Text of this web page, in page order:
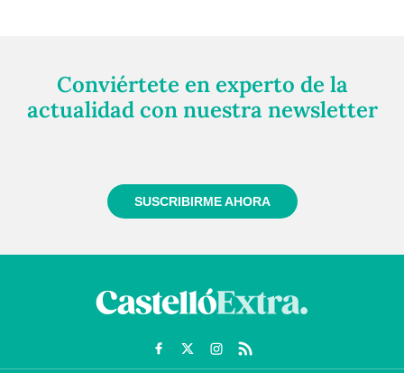
Conviértete en experto de la
actualidad con nuestra newsletter
SUSCRIBIRME AHORA